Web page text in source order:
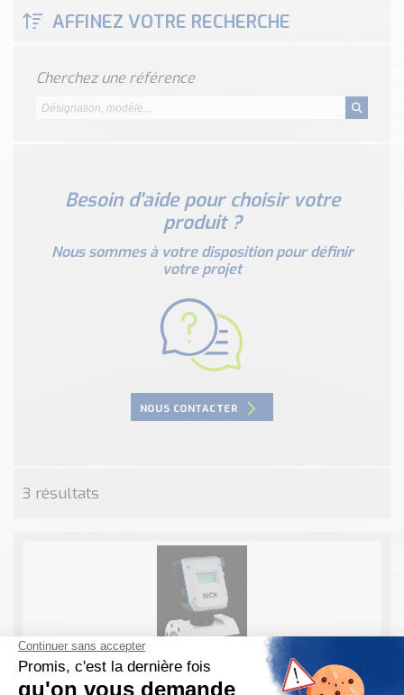
Classé par marque
SCHMERSAL
Nos outils et simulateurs
Téléchargement (Logiciels, Documents,..)
Formulaire sonde température
Convertisseur de pression
Formulaire Débitmètre
Calculateur maintien en température
Calculateur Chauffage/Liquide/Gaz
Devis, Tarifs, Renseignements techniques
AFFINEZ VOTRE RECHERCHE
Cherchez une référence
Besoin d'aide pour choisir votre
produit ?
Nous sommes à votre disposition pour définir
votre projet
NOUS CONTACTER
3 résultats